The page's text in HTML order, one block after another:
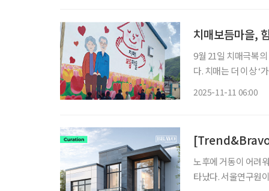
치매보듬마을,
9월 21일 치매극복
다. 치매는 더 이상 ‘가족만의 문제’가 아니다. 지역과 이웃이 함께 보듬을 때, 치매 환자는 일
2025-11-11 06:00
[Trend&Bravo]
노후에 거동이 어려
타났다. 서울연구원